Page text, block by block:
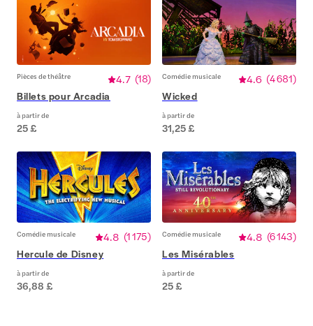
Pièces de théâtre 4.7 (18)
Billets pour Arcadia
à partir de
25 £
Comédie musicale 4.6 (4 681)
Wicked
à partir de
31,25 £
Comédie musicale 4.8 (1 175)
Hercule de Disney
à partir de
36,88 £
Comédie musicale 4.8 (6 143)
Les Misérables
à partir de
25 £